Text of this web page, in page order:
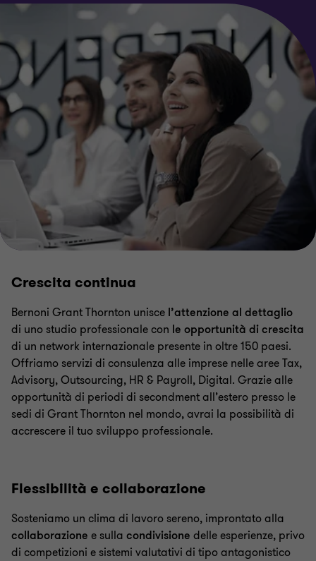
Crescita continua
Bernoni Grant Thornton unisce l’attenzione al dettaglio
di uno studio professionale con le opportunità di crescita
di un network internazionale presente in oltre 150 paesi.
Offriamo servizi di consulenza alle imprese nelle areeTax,
Advisory, Outsourcing, HR & Payroll, Digital. Grazie alle
opportunità di periodi di secondment all’estero presso le
sedi di Grant Thornton nel mondo, avrai la possibilità di
accrescere il tuo sviluppo professionale.
Flessibilità e collaborazione
Sosteniamo un clima di lavoro sereno, improntato alla
collaborazione e sulla condivisione delle esperienze, privo
di competizioni e sistemi valutativi di tipo antagonistico